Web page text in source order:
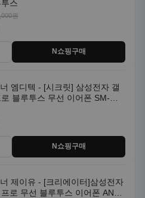
스
원
N쇼핑구매
엠디텍 - [시크릿] 삼성전자 갤
블루투스 무선 이어폰 SM-
N쇼핑구매
제이유 - [크리에이터]삼성전자
로 무선 블루투스 이어폰 ANC